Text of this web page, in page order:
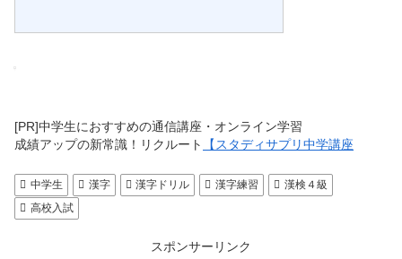
[PR]中学生におすすめの通信講座・オンライン学習
成績アップの新常識！リクルート
【スタディサプリ中学講座
中学生 漢字 漢字ドリル 漢字練習
漢検４級
高校入試
スポンサーリンク